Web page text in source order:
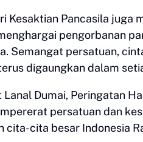
Kesaktian Pancasila juga
pengorbanan
Semangat persatuan,
digaungkan dalam
Lanal Dumai, Peringatan
persatuan dan
cita-cita besar Indonesia